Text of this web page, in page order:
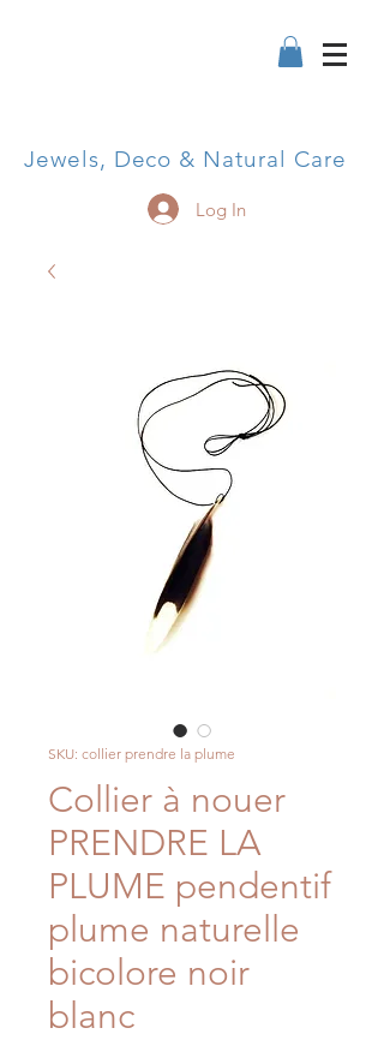
Jewels, Deco & Natural Care
Log In
SKU: collier prendre la plume
Collier à nouer
PRENDRE LA
PLUME pendentif
plume naturelle
bicolore noir
blanc